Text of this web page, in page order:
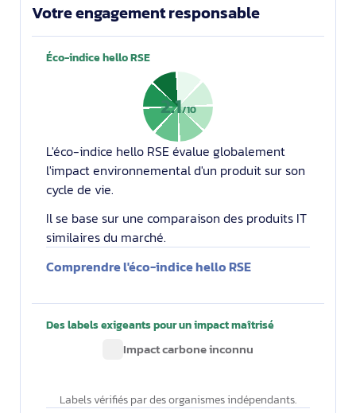
Votre engagement responsable
Éco-indice hello RSE
2.1/10
L'éco-indice hello RSE évalue globalement
l'impact environnemental d'un produit sur son
cycle de vie.
Il se base sur une comparaison des produits IT
similaires du marché.
Comprendre l'éco-indice hello RSE
Des labels exigeants pour un impact maîtrisé
Impact carbone inconnu
Labels vérifiés par des organismes indépendants.